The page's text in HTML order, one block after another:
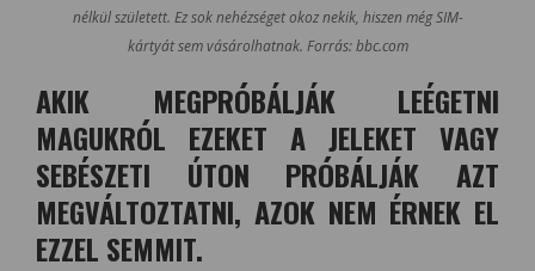
nélkül született. Ez sok nehézséget okoz nekik, hiszen még SIM-
kártyát sem vásárolhatnak. Forrás: bbc.com
AKIK MEGPRÓBÁLJÁK LEÉGETNI
MAGUKRÓL EZEKET A JELEKET VAGY
SEBÉSZETI ÚTON PRÓBÁLJÁK AZT
MEGVÁLTOZTATNI, AZOK NEM ÉRNEK EL
EZZEL SEMMIT.